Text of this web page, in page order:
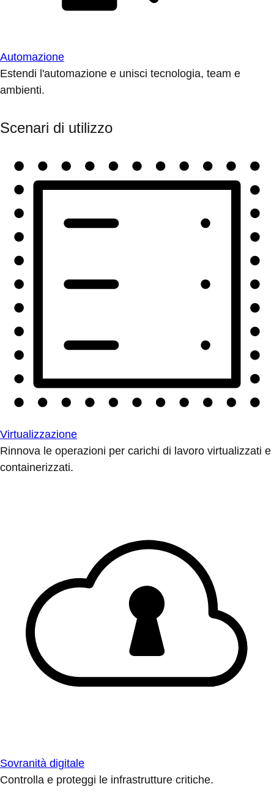
Automazione
Estendi l'automazione e unisci tecnologia, team e
ambienti.
Scenari di utilizzo
Virtualizzazione
Rinnova le operazioni per carichi di lavoro virtualizzati e
containerizzati.
Sovranità digitale
Controlla e proteggi le infrastrutture critiche.